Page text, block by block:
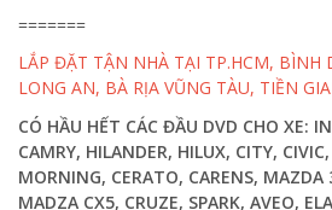
=======
LẮP ĐẶT TẬN NHÀ TẠI TP.HCM, BÌNH
LONG AN, BÀ RỊA VŨNG TÀU, TIỀN
CÓ HẦU HẾT CÁC ĐẦU DVD CHO XE:
CAMRY, HILANDER, HILUX, CITY,
MORNING, CERATO, CARENS,
MADZA CX5, CRUZE, SPARK, AVEO,